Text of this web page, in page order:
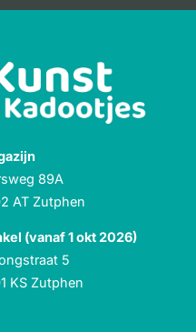
89A
AT Zutphen
(vanaf 1 okt 2026)
5
KS Zutphen